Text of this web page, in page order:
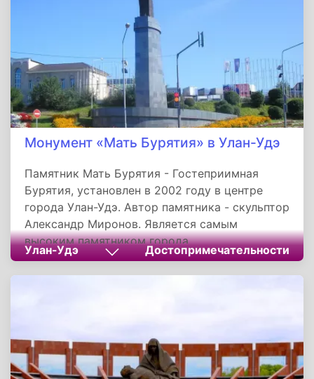
Монумент «Мать Бурятия» в Улан-Удэ
Памятник Мать Бурятия - Гостеприимная
Бурятия, установлен в 2002 году в центре
города Улан-Удэ. Автор памятника - скульптор
Александр Миронов. Является самым
высоким памятником города.
Улан-Удэ Достопримечательности